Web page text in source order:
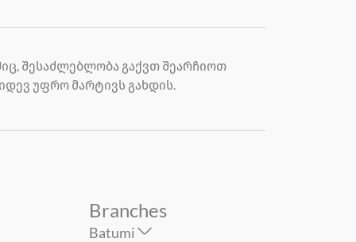
შესაძლებლობა გაქვთ შეარჩიოთ
უფრო მარტივს გახდის.
Branches
Batumi